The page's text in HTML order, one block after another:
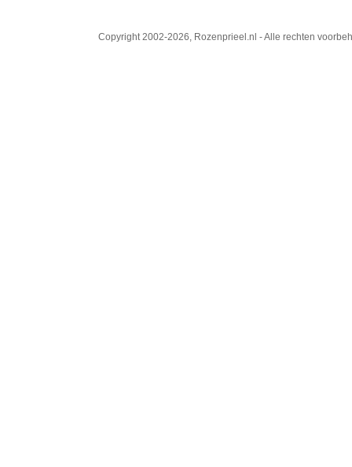
Copyright 2002-2026, Rozenprieel.nl - Alle rechten